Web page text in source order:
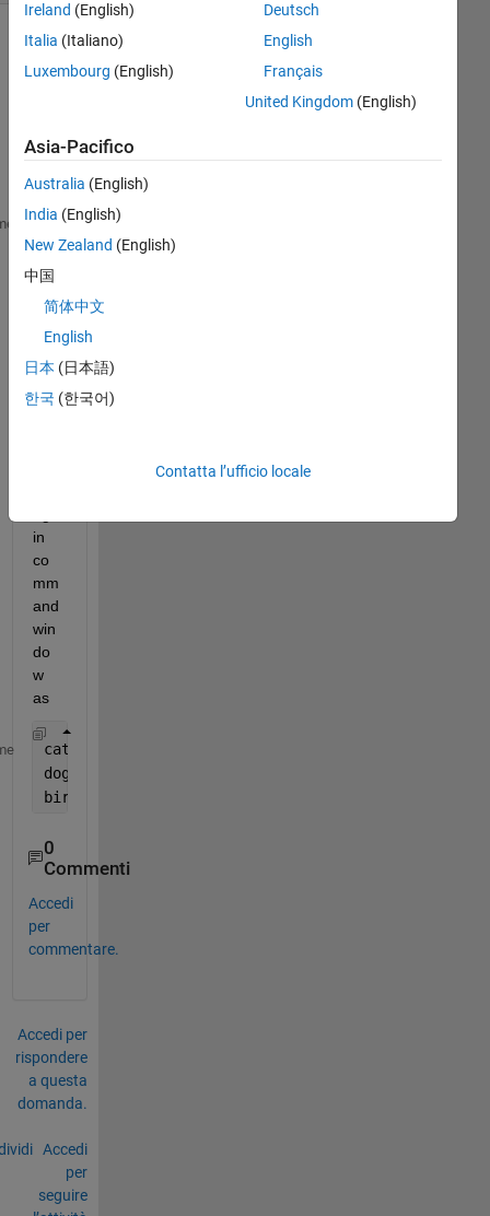
str = {'cats'
ho
to
pla
y
in
co
mm
and
win
do
w
as
cats
dogs
birds
0
Commenti
Accedi
per
commentare.
Accedi per
rispondere
a questa
domanda.
Accedi
per
seguire
Ireland (English)
Italia (Italiano)
Luxembourg (English)
Deutsch
English
Français
United Kingdom(English)
Asia-Pacifico
Australia (English)
India (English)
New Zealand (English)
中国
简体中文
English
日本 (日本語)
한국 (한국어)
Contatta l’ufficio locale